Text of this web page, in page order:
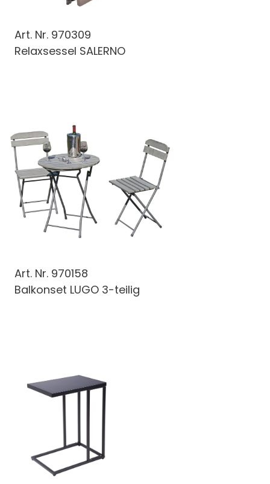
Art. Nr. 970309
Relaxsessel SALERNO
Art. Nr. 970158
Balkonset LUGO 3-teilig